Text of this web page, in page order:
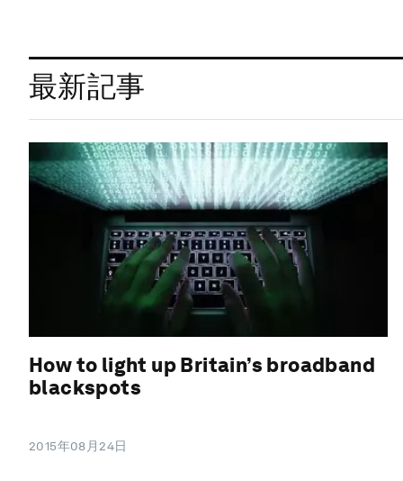
最新記事
How to light up Britain’s broadband
blackspots
2015年08月24日